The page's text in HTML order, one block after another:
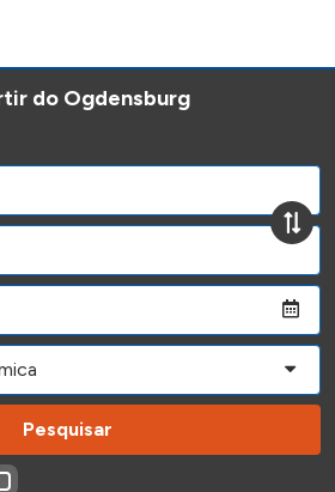
do Ogdensburg
Pesquisar